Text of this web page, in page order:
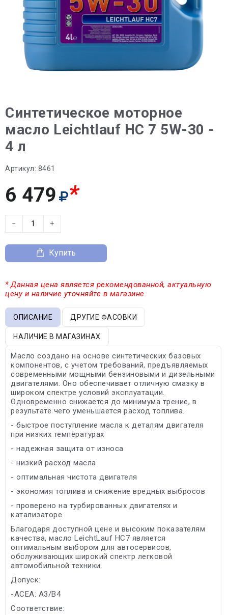
Синтетическое моторное
масло Leichtlauf HC 7 5W-30 -
4 л
Артикул: 8461
6 479 *
− +
Купить
* Данная цена является рекомендованной, актуальную
цену и наличие уточняйте в магазине.
ОПИСАНИЕ ДРУГИЕ ФАСОВКИ
НАЛИЧИЕ В МАГАЗИНАХ
Масло создано на основе синтетических базовых
компонентов, с учетом требований, предъявляемых
современными мощными бензиновыми и дизельными
двигателями. Оно обеспечивает отличную смазку в
широком спектре условий эксплуатации.
Одновременно снижается до минимума трение, в
результате чего уменьшается расход топлива.
- быстрое поступление масла к деталям двигателя
при низких температурах
- надежная защита от износа
- низкий расход масла
- оптимальная чистота двигателя
- экономия топлива и снижение вредных выбросов
- проверено на турбированных двигателях и
катализаторе
Благодаря доступной цене и высоким показателям
качества, масло LeichtLauf HC7 является
оптимальным выбором для автосервисов,
обслуживающих широкий спектр легковой
автомобильной техники.
Допуск:
-ACEA: A3/B4
Соответствие: